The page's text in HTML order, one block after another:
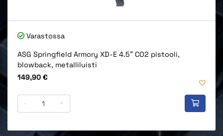
Varastossa
ASG Springfield Armory XD-E 4.5" CO2 pistooli,
blowback, metalliluisti
Hinta
149,90 €
- +